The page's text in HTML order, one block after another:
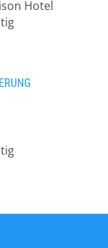
Hotel